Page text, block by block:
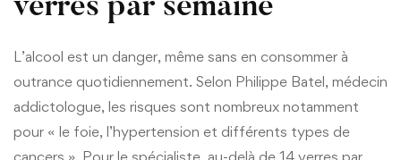
verres par semaine
L’alcool est un danger, même sans en consommer à
outrance quotidiennement. Selon Philippe Batel, médecin
addictologue, les risques sont nombreux notamment
pour « le foie, l’hypertension et différents types de